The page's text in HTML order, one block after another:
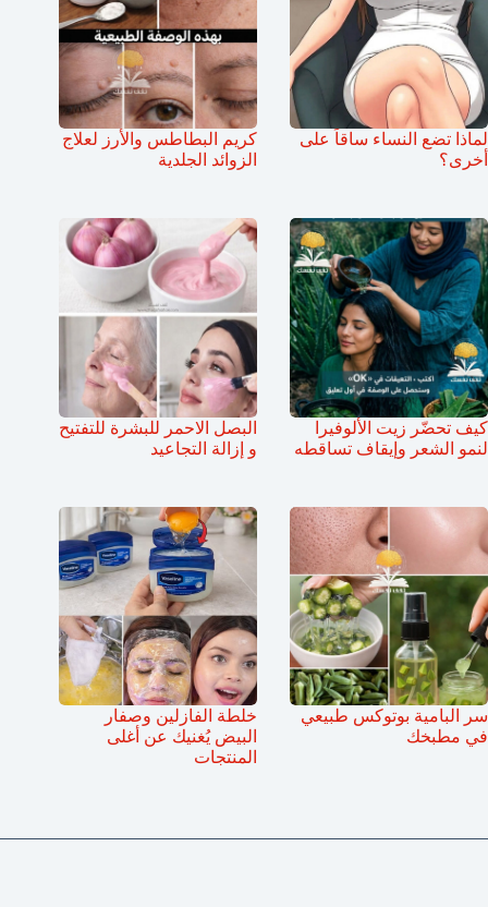
لماذا تضع النساء ساقاً على
أخرى؟
كريم البطاطس والأرز لعلاج
الزوائد الجلدية
كيف تحضّر زيت الألوفيرا
لنمو الشعر وإيقاف تساقطه
البصل الاحمر للبشرة للتفتيح
و إزالة التجاعيد
سر البامية بوتوكس طبيعي
في مطبخك
خلطة الفازلين وصفار
البيض يُغنيك عن أغلى
المنتجات